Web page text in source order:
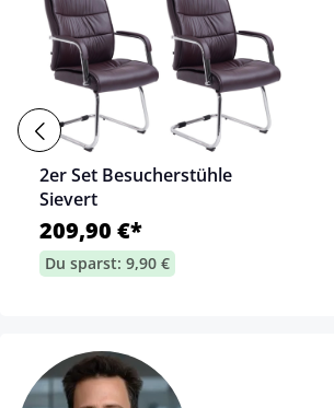
2er Set Besucherstühle
Sievert
209,90 €*
Du sparst: 9,90 €